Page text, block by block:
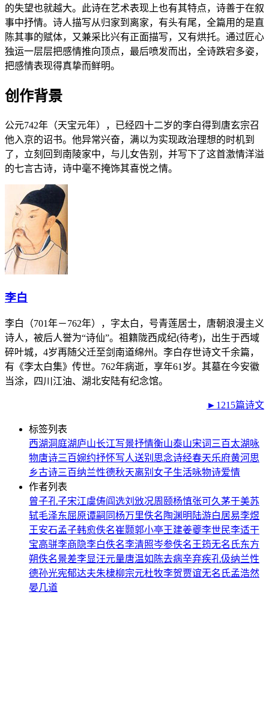
的失望也就越大。此诗在艺术表现上也有其特点，诗善于在叙
事中抒情。诗人描写从归家到离家，有头有尾，全篇用的是直
陈其事的赋体，又兼采比兴有正面描写，又有烘托。通过匠心
独运一层层把感情推向顶点，最后喷发而出，全诗跌宕多姿，
把感情表现得真挚而鲜明。
创作背景
公元742年（天宝元年），已经四十二岁的李白得到唐玄宗召
他入京的诏书。他异常兴奋，满以为实现政治理想的时机到
了，立刻回到南陵家中，与儿女告别，并写下了这首激情洋溢
的七言古诗，诗中毫不掩饰其喜悦之情。
李白
李白（701年－762年），字太白，号青莲居士，唐朝浪漫主义
诗人，被后人誉为“诗仙”。祖籍陇西成纪(待考)，出生于西域
碎叶城，4岁再随父迁至剑南道绵州。李白存世诗文千余篇，
有《李太白集》传世。762年病逝，享年61岁。其墓在今安徽
当涂，四川江油、湖北安陆有纪念馆。
►1215篇诗文
标签列表
西湖洞庭湖庐山长江写景抒情衡山泰山宋词三百太湖 咏
物唐诗三百婉约抒怀写人送别 思念诗经春天乐府黄河思
乡古诗三百纳兰性德秋天离别 女子生活咏物诗爱情
作者列表
曾子孔子宋江虞俦阎选刘攽况周颐杨慎张可久茅于美苏
轼毛泽东屈原谭嗣同杨万里佚名 陶渊明 陆游白居易李煜
王安石孟子韩愈佚名崔颢郭小亭王建姜夔李世民李适干
宝高骈李商隐李白佚名李清照岑参佚名 王筠无名氏东方
朔佚名景差李显汪元量唐温如 陈去病辛弃疾孔伋纳兰性
德孙光宪郁达夫朱棣柳宗元杜牧李贺贾谊无名氏孟浩然
晏几道